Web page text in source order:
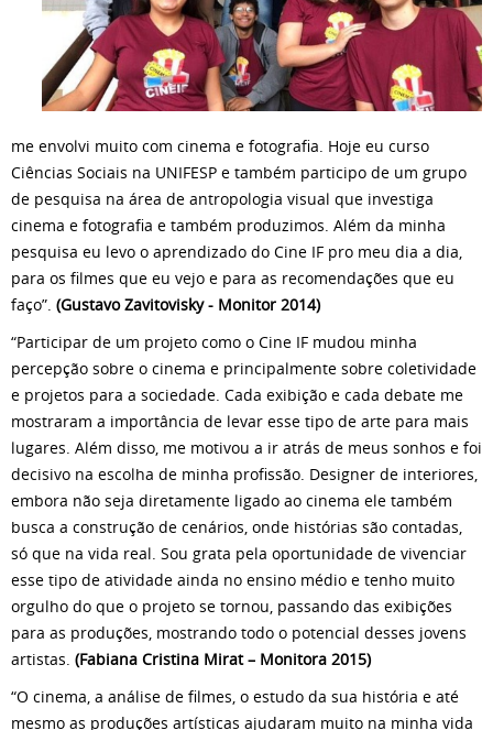
me envolvi muito com cinema e fotografia. Hoje eu curso
Ciências Sociais na UNIFESP e também participo de um grupo
de pesquisa na área de antropologia visual que investiga
cinema e fotografia e também produzimos. Além da minha
pesquisa eu levo o aprendizado do Cine IF pro meu dia a dia,
para os filmes que eu vejo e para as recomendações que eu
faço”. (Gustavo Zavitovisky - Monitor 2014)
“Participar de um projeto como o Cine IF mudou minha
percepção sobre o cinema e principalmente sobre coletividade
e projetos para a sociedade. Cada exibição e cada debate me
mostraram a importância de levar esse tipo de arte para mais
lugares. Além disso, me motivou a ir atrás de meus sonhos e foi
decisivo na escolha de minha profissão. Designer de interiores,
embora não seja diretamente ligado ao cinema ele também
busca a construção de cenários, onde histórias são contadas,
só que na vida real. Sou grata pela oportunidade de vivenciar
esse tipo de atividade ainda no ensino médio e tenho muito
orgulho do que o projeto se tornou, passando das exibições
para as produções, mostrando todo o potencial desses jovens
artistas. (Fabiana Cristina Mirat – Monitora 2015)
“O cinema, a análise de filmes, o estudo da sua história e até
mesmo as produções artísticas ajudaram muito na minha vida